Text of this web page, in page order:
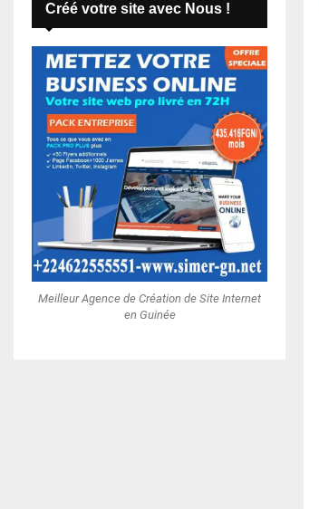
Créé votre site avec Nous !
Meilleur Agence de Création de Site Internet
en Guinée